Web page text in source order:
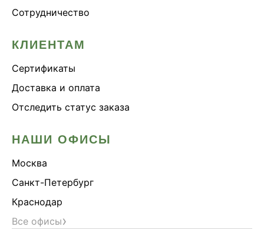
Сотрудничество
КЛИЕНТАМ
Сертификаты
Доставка и оплата
Отследить статус заказа
НАШИ ОФИСЫ
Москва
Санкт-Петербург
Краснодар
Все офисы›